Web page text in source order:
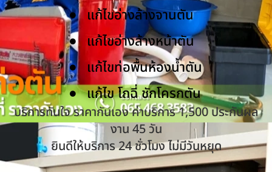
แก้ไขอ่างล้างจานตัน
แก้ไขอ่างล้างหน้าตัน
แก้ไขท่อพื้นห้องน้ำตัน
แก้ไข โถฉี่ ชักโครกตัน
บริการทันใจ ราคากันเอง ค่าบริการ 1,500 ประกันผล
งาน 45 วัน
ยินดีให้บริการ 24 ชั่วโมง ไม่มีวันหยุด